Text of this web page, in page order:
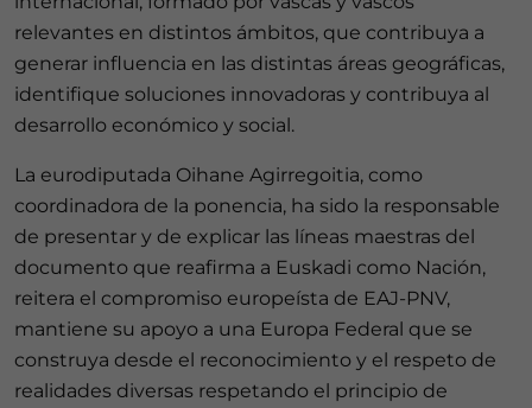
relevantes en distintos ámbitos, que contribuya a
generar influencia en las distintas áreas geográficas,
identifique soluciones innovadoras y contribuya al
desarrollo económico y social.
La eurodiputada Oihane Agirregoitia, como
coordinadora de la ponencia, ha sido la responsable
de presentar y de explicar las líneas maestras del
documento que reafirma a Euskadi como Nación,
reitera el compromiso europeísta de EAJ-PNV,
mantiene su apoyo a una Europa Federal que se
construya desde el reconocimiento y el respeto de
realidades diversas respetando el principio de